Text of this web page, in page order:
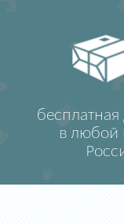
бесплатная
в любой